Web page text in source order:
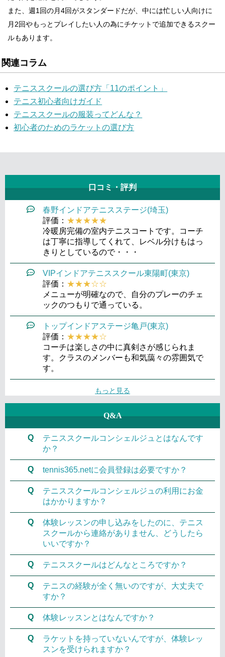
また、週1回の月4回がスタンダードだが、中には忙しい人向けに
月2回やもっとプレイしたい人の為にチケットで追加できるスクー
ルもあります。
関連コラム
テニススクールの選び方「11のポイント」
テニス初心者向けガイド
テニススクールの服装ってどんな？
初心者のためのラケットの選び方
口コミ・評判
春野インドアテニスステージ(埼玉)
評価： ★★★★★
冷暖房完備の室内テニスコートです。コーチ
は丁寧に指導してくれて、レベル分けもはっ
きりとしているので・・・
VIPインドアテニススクール東陽町(東京)
評価： ★★★☆☆
メニューが明確なので、自分のプレーのチェ
ックのつもりで通っている。
トップインドアステージ亀戸(東京)
評価： ★★★★☆
コーチは楽しさの中に真剣さが感じられま
す。クラスのメンバーも和気藹々の雰囲気で
す。
もっと見る
Q&A
Q
テニススクールコンシェルジュとはなんです
か？
Q tennis365.netに会員登録は必要ですか？
Q
テニススクールコンシェルジュの利用にお金
はかかりますか？
Q
体験レッスンの申し込みをしたのに、テニス
スクールから連絡がありません、どうしたら
いいですか？
Q テニススクールはどんなところですか？
Q
テニスの経験が全く無いのですが、大丈夫で
すか？
Q 体験レッスンとはなんですか？
Q
ラケットを持っていないんですが、体験レッ
スンを受けられますか？